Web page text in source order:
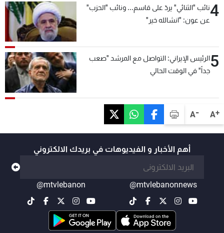
A+
A-
4نائب "الثنائي" يردّ على قاسم... ونائب "الحزب"
عن عون: "انشالله خير"
5الرئيس الإيراني: التواصل مع المرشد "صعب
جداً" في الوقت الحالي
أهم الأخبار و الفيديوهات في بريدك الالكتروني
@mtvlebanonnews
@mtvlebanon